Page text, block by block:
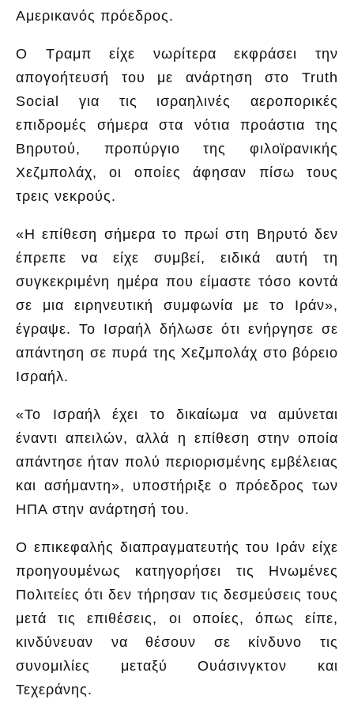
Αμερικανός πρόεδρος.
Ο Τραμπ είχε νωρίτερα εκφράσει την
απογοήτευσή του με ανάρτηση στο Truth
Social για τις ισραηλινές αεροπορικές
επιδρομές σήμερα στα νότια προάστια της
Βηρυτού, προπύργιο της φιλοϊρανικής
Χεζμπολάχ, οι οποίες άφησαν πίσω τους
τρεις νεκρούς.
«Η επίθεση σήμερα το πρωί στη Βηρυτό δεν
έπρεπε να είχε συμβεί, ειδικά αυτή τη
συγκεκριμένη ημέρα που είμαστε τόσο κοντά
σε μια ειρηνευτική συμφωνία με το Ιράν»,
έγραψε. Το Ισραήλ δήλωσε ότι ενήργησε σε
απάντηση σε πυρά της Χεζμπολάχ στο βόρειο
Ισραήλ.
«Το Ισραήλ έχει το δικαίωμα να αμύνεται
έναντι απειλών, αλλά η επίθεση στην οποία
απάντησε ήταν πολύ περιορισμένης εμβέλειας
και ασήμαντη», υποστήριξε ο πρόεδρος των
ΗΠΑ στην ανάρτησή του.
Ο επικεφαλής διαπραγματευτής του Ιράν είχε
προηγουμένως κατηγορήσει τις Ηνωμένες
Πολιτείες ότι δεν τήρησαν τις δεσμεύσεις τους
μετά τις επιθέσεις, οι οποίες, όπως είπε,
κινδύνευαν να θέσουν σε κίνδυνο τις
συνομιλίες μεταξύ Ουάσινγκτον και
Τεχεράνης.